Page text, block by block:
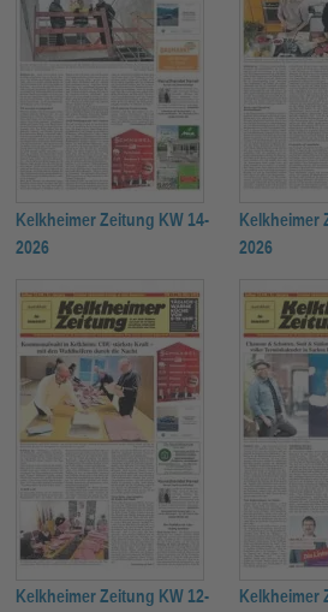
Kelkheimer Zeitung KW 14-
2026
Kelkheimer
2026
Kelkheimer Zeitung KW 12-
Kelkheimer